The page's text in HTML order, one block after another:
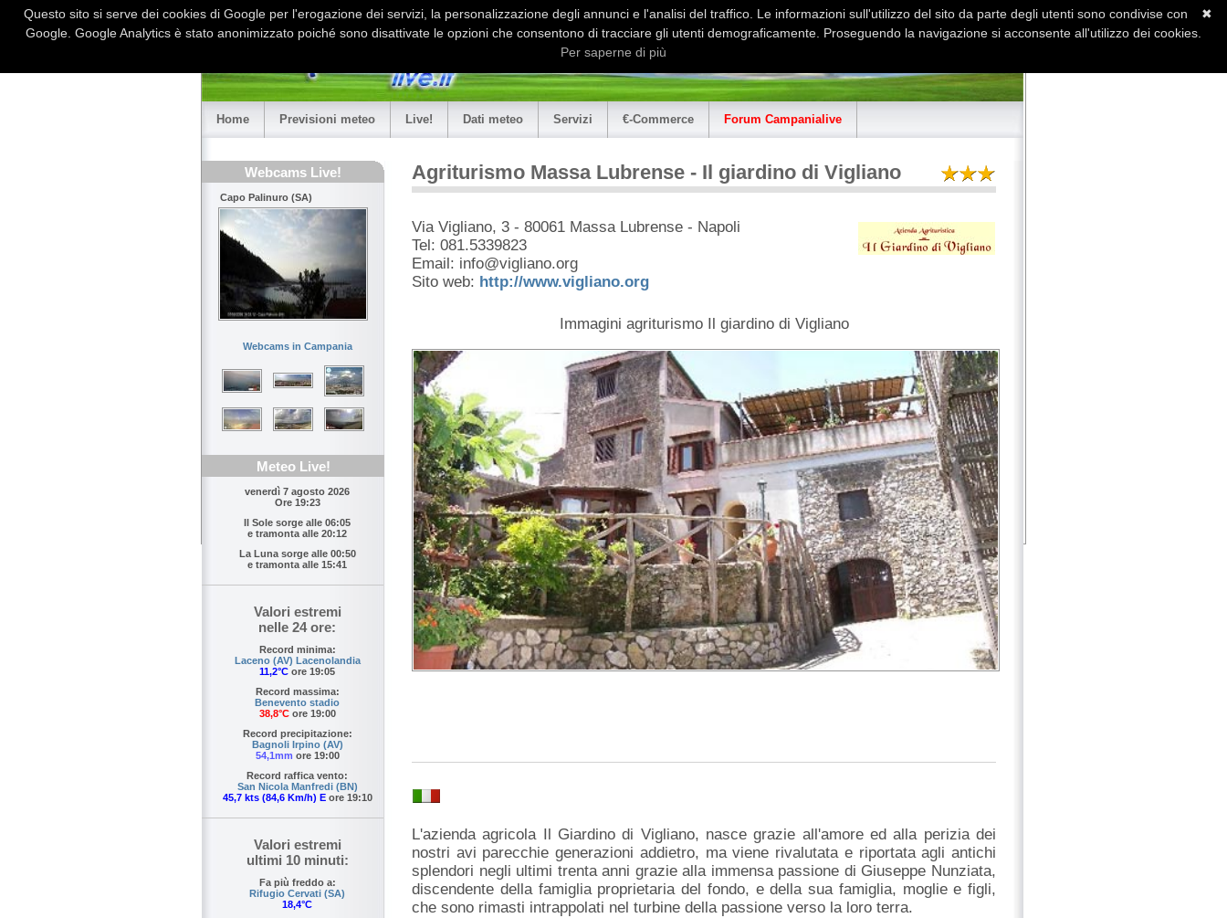
Home Previsioni meteo Live! Dati meteo Servizi €-Commerce Forum Campanialive
Webcams Live!
Capo Palinuro (SA)
Webcams in Campania
Meteo Live!
venerdì 7 agosto 2026
Ore 19:23
Il Sole sorge alle 06:05
e tramonta alle 20:12
La Luna sorge alle 00:50
e tramonta alle 15:41
Valori estremi
nelle 24 ore:
Record minima:
Laceno (AV) Lacenolandia
11,2°C ore 19:05
Record massima:
Benevento stadio
38,8°Core 19:00
Record precipitazione:
Bagnoli Irpino (AV)
54,1mm ore 19:00
Record raffica vento:
San Nicola Manfredi (BN)
45,7 kts (84,6 Km/h) Eore 19:10
Valori estremi
ultimi 10 minuti:
Fa più freddo a:
Rifugio Cervati (SA)
18,4°C
Agriturismo Massa Lubrense - Il giardino di Vigliano
Via Vigliano, 3 - 80061 Massa Lubrense - Napoli
Tel: 081.5339823
Email: info@vigliano.org
Sito web: http://www.vigliano.org
Immagini agriturismo Il giardino di Vigliano
L'azienda agricola Il Giardino di Vigliano, nasce grazie all'amore ed alla perizia dei
nostri avi parecchie generazioni addietro, ma viene rivalutata e riportata agli antichi
splendori negli ultimi trenta anni grazie alla immensa passione di Giuseppe Nunziata,
discendente della famiglia proprietaria del fondo, e della sua famiglia, moglie e figli,
che sono rimasti intrappolati nel turbine della passione verso la loro terra.
✖
Questo sito si serve dei cookies di Google per l'erogazione dei servizi, la personalizzazione degli annunci e l'analisi del traffico. Le informazioni sull'utilizzo del sito da parte degli utenti sono condivise con
Google. Google Analytics è stato anonimizzato poiché sono disattivate le opzioni che consentono di tracciare gli utenti demograficamente. Proseguendo la navigazione si acconsente all'utilizzo dei cookies.
Per saperne di più